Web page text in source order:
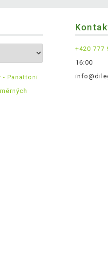
- Panattoni
+420 777
16:00